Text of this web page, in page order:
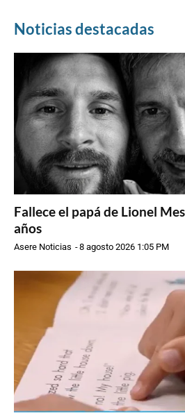
Noticias destacadas
Fallece el papá de Lionel
años
Asere Noticias -8 agosto 2026 1:05 PM